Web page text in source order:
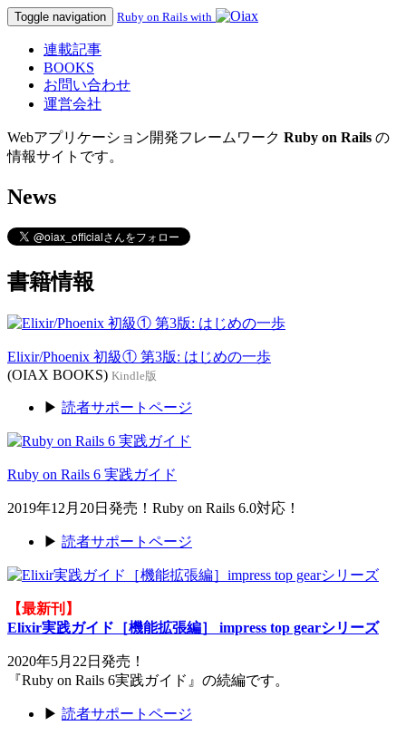
Toggle navigation Ruby on Rails with
連載記事
BOOKS
お問い合わせ
運営会社
Webアプリケーション開発フレームワーク Ruby on Rails の
情報サイトです。
News
書籍情報
Elixir/Phoenix 初級① 第3版: はじめの一歩
(OIAX BOOKS) Kindle版
▶ 読者サポートページ
Ruby on Rails 6 実践ガイド
2019年12月20日発売！Ruby on Rails 6.0対応！
▶ 読者サポートページ
【最新刊】
Elixir実践ガイド［機能拡張編］ impress top gearシリーズ
2020年5月22日発売！
『Ruby on Rails 6実践ガイド』の続編です。
▶ 読者サポートページ